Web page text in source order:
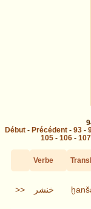
Début- Précédent- 93-
105 - 106 - 107
Verbe
>> خنشر